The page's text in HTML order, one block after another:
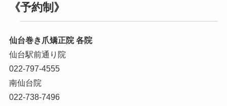
《予約制》
仙台巻き爪矯正院 各院
仙台駅前通り院
022-797-4555
南仙台院
022-738-7496